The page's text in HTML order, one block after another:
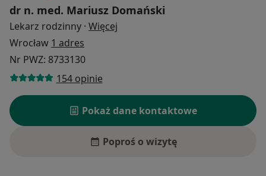
dr n. med. Mariusz Domański
Lekarz rodzinny · Więcej
Wrocław 1 adres
Nr PWZ: 8733130
154 opinie
Pokaż dane kontaktowe
Poproś o wizytę